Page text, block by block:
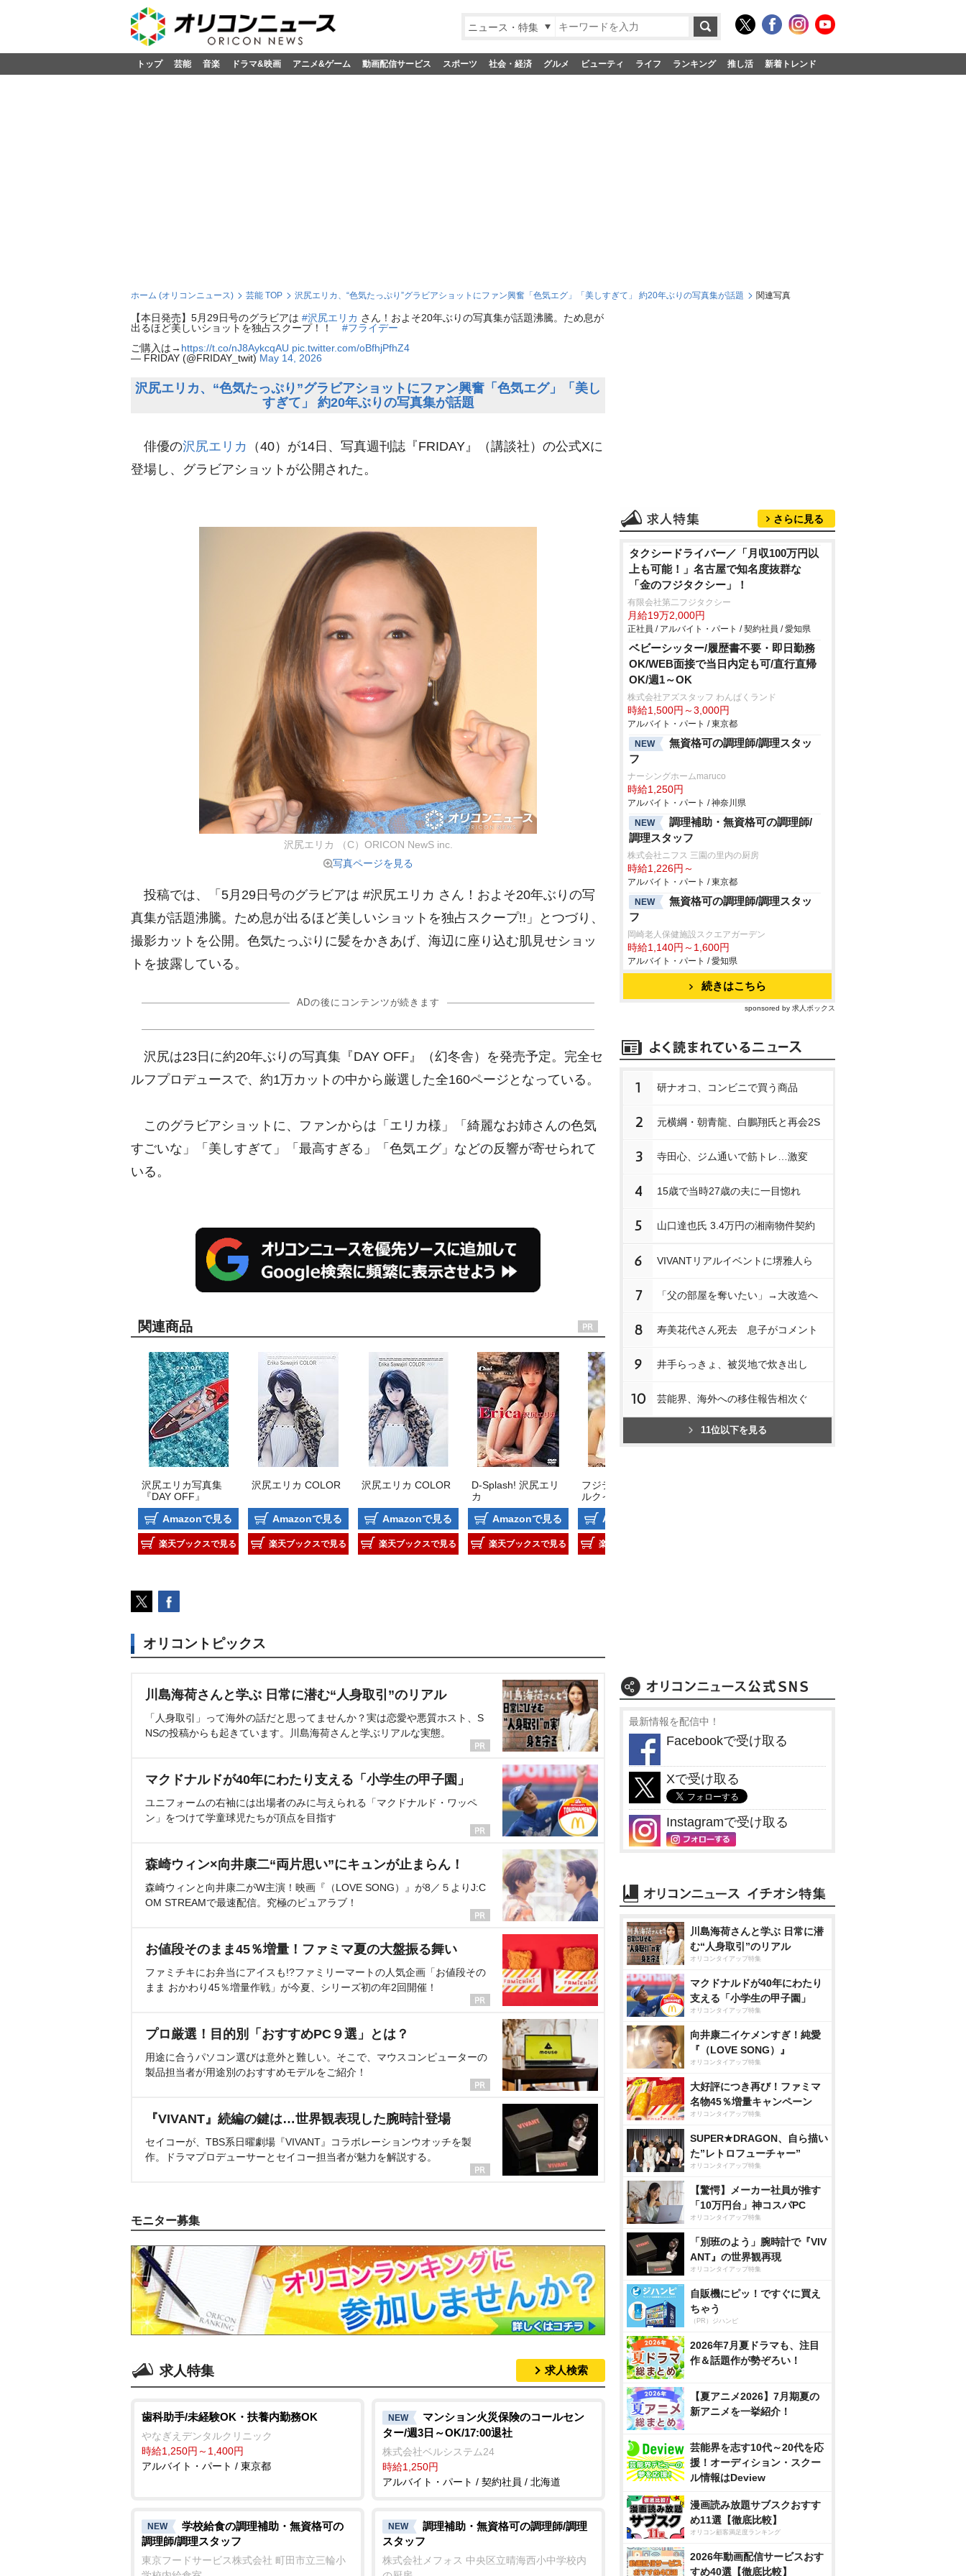
ニュース・特集
トップ 芸能 音楽 ドラマ&映画 アニメ&ゲーム 動画配信サービス スポーツ 社会・経済 グルメ ビューティ ライフ ランキング 推し活 新着トレンド
ホーム (オリコンニュース) 芸能 TOP 沢尻エリカ、“色気たっぷり”グラビアショットにファン興奮「色気エグ」「美しすぎて」 約20年ぶりの写真集が話題 関連写真
【本日発売】5月29日号のグラビアは #沢尻エリカ さん！およそ20年ぶりの写真集が話題沸騰。ため息が
出るほど美しいショットを独占スクープ！！ #フライデー
ご購入は→ https://t.co/nJ8AykcqAU pic.twitter.com/oBfhjPfhZ4
— FRIDAY (@FRIDAY_twit) May 14, 2026
沢尻エリカ、“色気たっぷり”グラビアショットにファン興奮「色気エグ」「美し
すぎて」 約20年ぶりの写真集が話題
俳優の沢尻エリカ （40）が14日、写真週刊誌『FRIDAY』（講談社）の公式Xに
登場し、グラビアショットが公開された。
沢尻エリカ （C）ORICON NewS inc.
写真ページを見る
投稿では、「5月29日号のグラビアは #沢尻エリカ さん！およそ20年ぶりの写
真集が話題沸騰。ため息が出るほど美しいショットを独占スクープ!!」とつづり、
撮影カットを公開。色気たっぷりに髪をかきあげ、海辺に座り込む肌見せショッ
トを披露している。
ADの後にコンテンツが続きます
沢尻は23日に約20年ぶりの写真集『DAY OFF』（幻冬舎）を発売予定。完全セ
ルフプロデュースで、約1万カットの中から厳選した全160ページとなっている。
このグラビアショットに、ファンからは「エリカ様」「綺麗なお姉さんの色気
すごいな」「美しすぎて」「最高すぎる」「色気エグ」などの反響が寄せられて
いる。
関連商品
沢尻エリカ写真集
『DAY OFF』
Amazonで見る
楽天ブックスで見る
沢尻エリカ COLOR
Amazonで見る
楽天ブックスで見る
沢尻エリカ COLOR
Amazonで見る
楽天ブックスで見る
D-Splash! 沢尻エリ
カ
Amazonで見る
楽天ブックスで見る
フジテレビ ビジュア
ルクイーンオブザイ
ヤー’02 「沢尻エリ
カ」 Amazonで見る
楽天ブックスで見る
オリコントピックス
川島海荷さんと学ぶ 日常に潜む“人身取引”のリアル
「人身取引」って海外の話だと思ってませんか？実は恋愛や悪質ホスト、S
NSの投稿からも起きています。川島海荷さんと学ぶリアルな実態。
マクドナルドが40年にわたり支える「小学生の甲子園」
ユニフォームの右袖には出場者のみに与えられる「マクドナルド・ワッペ
ン」をつけて学童球児たちが頂点を目指す
森崎ウィン×向井康二“両片思い”にキュンが止まらん！
森崎ウィンと向井康二がW主演！映画『（LOVE SONG）』が8／５よりJ:C
OM STREAMで最速配信。究極のピュアラブ！
お値段そのまま45％増量！ファミマ夏の大盤振る舞い
ファミチキにお弁当にアイスも!?ファミリーマートの人気企画「お値段その
まま おかわり45％増量作戦」が今夏、シリーズ初の年2回開催！
プロ厳選！目的別「おすすめPC９選」とは？
用途に合うパソコン選びは意外と難しい。そこで、マウスコンピューターの
製品担当者が用途別のおすすめモデルをご紹介！
『VIVANT』続編の鍵は…世界観表現した腕時計登場
セイコーが、TBS系日曜劇場『VIVANT』コラボレーションウオッチを製
作。ドラマプロデューサーとセイコー担当者が魅力を解説する。
モニター募集
求人特集 求人検索
歯科助手/未経験OK・扶養内勤務OK
なぎえデンタルクリニック
時給1,250円～1,400円
アルバイト・パート / 東京都
NEW
マンション火災保険のコールセン
ター/週3日～OK/17:00退社
株式会社ベルシステム24
時給1,250円
アルバイト・パート / 契約社員 / 北海道
NEW
学校給食の調理補助・無資格可の
調理師/調理スタッフ
東京フードサービス株式会社 町田市立三輪小
NEW
調理補助・無資格可の調理師/調理
スタッフ
株式会社メフォス 中央区立晴海西小中学校内
さらに見る
タクシードライバー／「月収100万円以
上も可能！」名古屋で知名度抜群な
「金のフジタクシー」！
有限会社第二フジタクシー
月給19万2,000円
正社員 / アルバイト・パート / 契約社員 / 愛知県
ベビーシッター/履歴書不要・即日勤務
OK/WEB面接で当日内定も可/直行直帰
OK/週1～OK
株式会社アズスタッフ わんぱくランド
時給1,500円～3,000円
アルバイト・パート / 東京都
NEW
無資格可の調理師/調理スタッ
フ
ナーシングホームmaruco
時給1,250円
アルバイト・パート / 神奈川県
NEW
調理補助・無資格可の調理師/
調理スタッフ
株式会社ニフス 三園の里内の厨房
時給1,226円～
アルバイト・パート / 東京都
NEW
無資格可の調理師/調理スタッ
フ
岡崎老人保健施設スクエアガーデン
時給1,140円～1,600円
アルバイト・パート / 愛知県
続きはこちら
sponsored by 求人ボックス
1 研ナオコ、コンビニで買う商品
2 元横綱・朝青龍、白鵬翔氏と再会2S
3 寺田心、ジム通いで筋トレ…激変
4 15歳で当時27歳の夫に一目惚れ
5 山口達也氏 3.4万円の湘南物件契約
6 VIVANTリアルイベントに堺雅人ら
7 「父の部屋を奪いたい」→大改造へ
8 寿美花代さん死去 息子がコメント
9 井手らっきょ、被災地で炊き出し
10 芸能界、海外への移住報告相次ぐ
11位以下を見る
最新情報を配信中！
Facebookで受け取る
Xで受け取る
Instagramで受け取る
川島海荷さんと学ぶ 日常に潜
む“人身取引”のリアル
オリコンタイアップ特集
マクドナルドが40年にわたり
支える「小学生の甲子園」
オリコンタイアップ特集
向井康二イケメンすぎ！純愛
『（LOVE SONG）』
オリコンタイアップ特集
大好評につき再び！ファミマ
名物45％増量キャンペーン
オリコンタイアップ特集
SUPER★DRAGON、自ら描い
た”レトロフューチャー”
オリコンタイアップ特集
【驚愕】メーカー社員が推す
「10万円台」神コスパPC
オリコンタイアップ特集
「別班のよう」腕時計で『VIV
ANT』の世界観再現
オリコンタイアップ特集
自販機にピッ！ですぐに買え
ちゃう
（PR）ジハンピ
2026年7月夏ドラマも、注目
作＆話題作が勢ぞろい！
【夏アニメ2026】7月期夏の
新アニメを一挙紹介！
芸能界を志す10代～20代を応
援！オーディション・スクー
ル情報はDeview
漫画読み放題サブスクおすす
め11選【徹底比較】
オリコン顧客満足度ランキング
2026年動画配信サービスおす
すめ40選【徹底比較】